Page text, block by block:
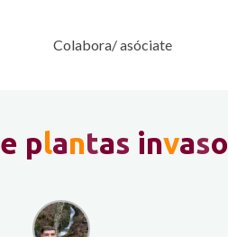
Colabora/ asóciate
e plantas invaso